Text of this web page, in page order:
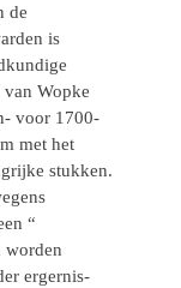
de
is
Wopke
voor 1700-
met het
stukken.
“
worden
ergernis-